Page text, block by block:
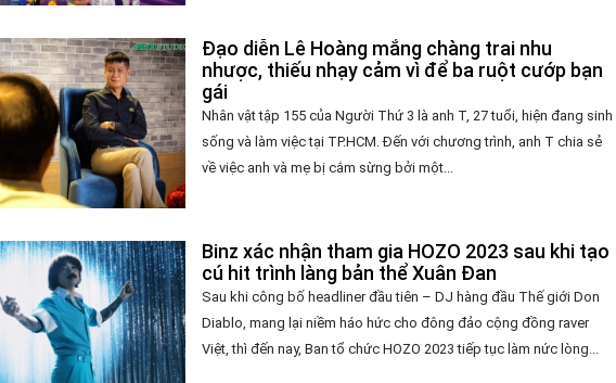
Đạo diễn Lê Hoàng mắng chàng trai nhu
nhược, thiếu nhạy cảm vì để ba ruột cướp bạn
gái
Nhân vật tập 155 của Người Thứ 3 là anh T, 27 tuổi, hiện đang sinh
sống và làm việc tại TP.HCM. Đến với chương trình, anh T chia sẻ
về việc anh và mẹ bị cắm sừng bởi một...
Binz xác nhận tham gia HOZO 2023 sau khi tạo
cú hit trình làng bản thể Xuân Đan
Sau khi công bố headliner đầu tiên – DJ hàng đầu Thế giới Don
Diablo, mang lại niềm háo hức cho đông đảo cộng đồng raver
Việt, thì đến nay, Ban tổ chức HOZO 2023 tiếp tục làm nức lòng...